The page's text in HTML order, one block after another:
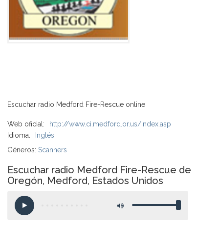
Escuchar radio Medford Fire-Rescue online
Web oficial:
http://www.ci.medford.or.us/Index.asp
Idioma:
Inglés
Géneros: Scanners
Escuchar radio Medford Fire-Rescue de
Oregón, Medford, Estados Unidos